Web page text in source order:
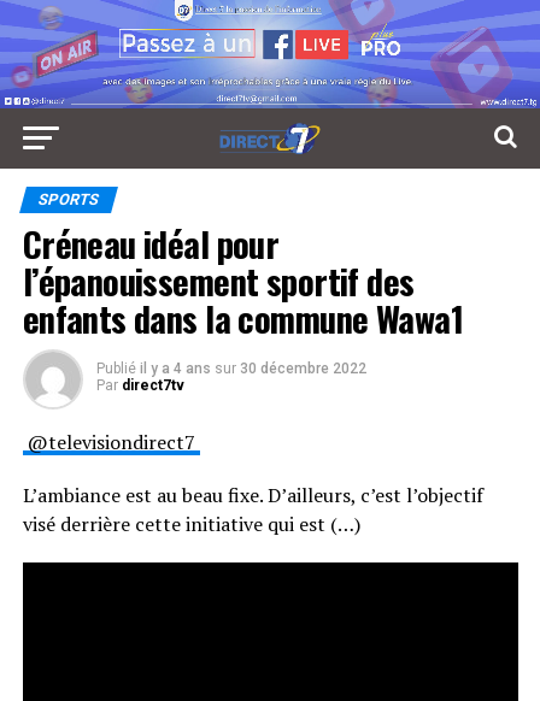
SPORTS
Créneau idéal pour
l’épanouissement sportif des
enfants dans la commune Wawa1
Publié il y a 4 ans sur 30 décembre 2022
Par direct7tv
@televisiondirect7
L’ambiance est au beau fixe. D’ailleurs, c’est l’objectif
visé derrière cette initiative qui est (…)